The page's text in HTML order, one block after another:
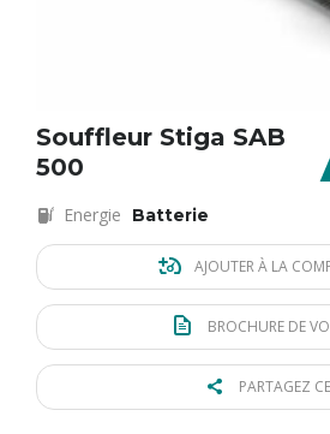
Souffleur Stiga SAB
500
Energie Batterie
AJOUTER À LA
BROCHURE DE
PARTAGEZ